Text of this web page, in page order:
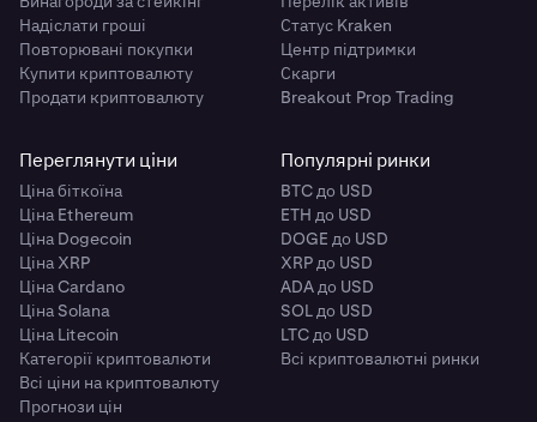
Надіслати гроші
Повторювані покупки
Купити криптовалюту
Продати криптовалюту
Статус Kraken
Центр підтримки
Скарги
Breakout Prop Trading
Переглянути ціни
Ціна біткоїна
Ціна Ethereum
Ціна Dogecoin
Ціна XRP
Ціна Cardano
Ціна Solana
Ціна Litecoin
Категорії криптовалюти
Всі ціни на криптовалюту
Прогнози цін
Популярні ринки
BTC до USD
ETH до USD
DOGE до USD
XRP до USD
ADA до USD
SOL до USD
LTC до USD
Всі криптовалютні ринки